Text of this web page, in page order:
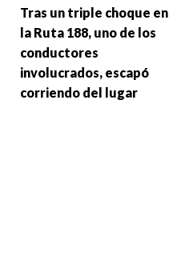
Tras un triple choque en
la Ruta 188, uno de los
conductores
involucrados, escapó
corriendo del lugar